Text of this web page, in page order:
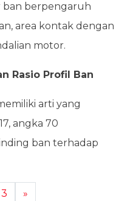
ban berpengaruh
area kontak dengan
motor.
Rasio Profil Ban
arti yang
angka 70
ban terhadap
3 »